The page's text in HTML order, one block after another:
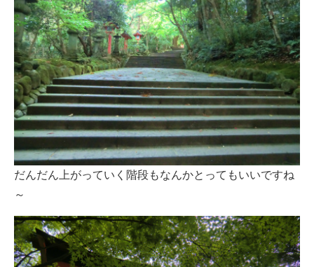
だんだん上がっていく階段もなんかとってもいいですね
～